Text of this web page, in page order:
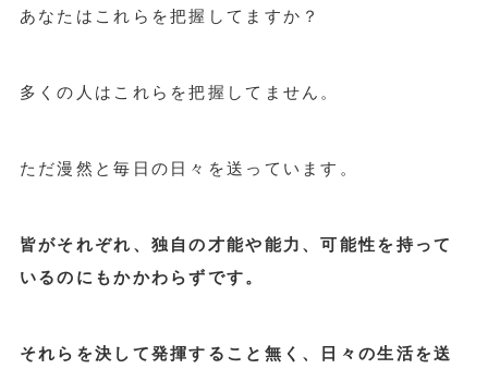
あなたはこれらを把握してますか？
多くの人はこれらを把握してません。
ただ漫然と毎日の日々を送っています。
皆がそれぞれ、独自の才能や能力、可能性を持って
いるのにもかかわらずです。
それらを決して発揮すること無く、日々の生活を送